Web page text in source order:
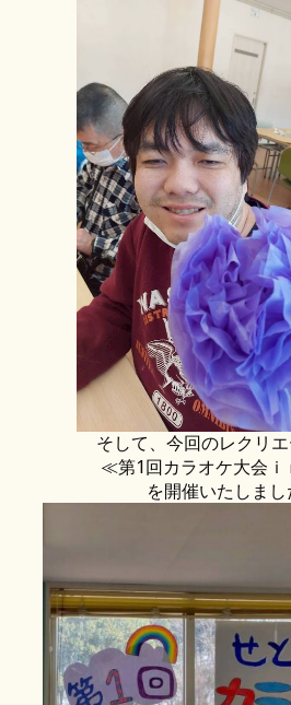
そして、今回のレクリ
≪第1回カラオケ大会
を開催いたしまし